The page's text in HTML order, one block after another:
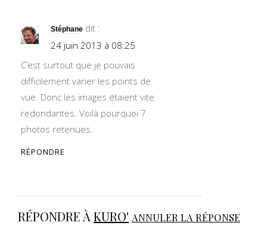
Stéphane dit :
24 juin 2013 à 08:25
C’est surtout que je pouvais
difficilement varier les points de
vue. Donc les images étaient vite
redondantes. Voilà pourquoi 7
photos retenues.
RÉPONDRE
RÉPONDRE À KURO' ANNULER LA RÉPONSE